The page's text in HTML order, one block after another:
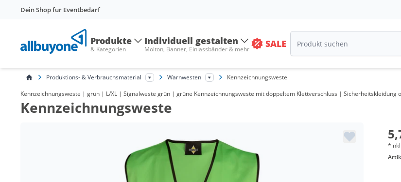
Dein Shop für Eventbedarf
Produkte
& Kategorien
Individuell gestalten
Molton, Banner, Einlassbänder & mehr SALE
Produktions- & Verbrauchsmaterial Warnwesten Kennzeichnungsweste
Kennzeichnungsweste | grün | L/XL | Signalweste grün | grüne Kennzeichnungsweste mit doppeltem Klettverschluss |
Kennzeichnungsweste